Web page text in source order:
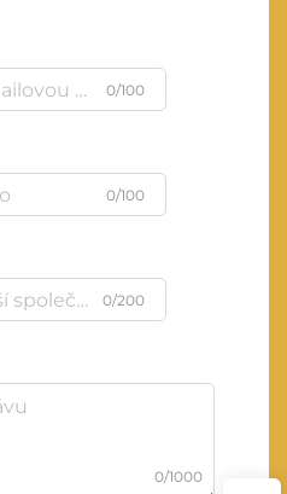
0/100
0/100
0/200
0/1000